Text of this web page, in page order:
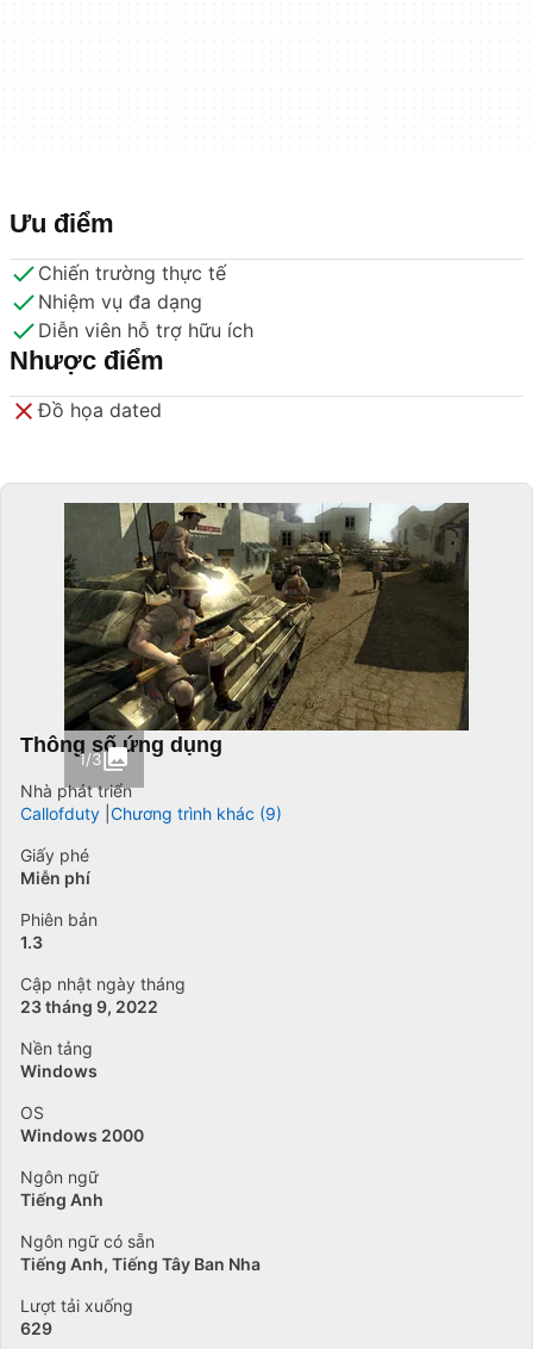
Ưu điểm
Chiến trường thực tế
Nhiệm vụ đa dạng
Diễn viên hỗ trợ hữu ích
Nhược điểm
Đồ họa dated
1/3
Thông số ứng dụng
Nhà phát triển
Callofduty Chương trình khác (9)
Giấy phé
Miễn phí
Phiên bản
1.3
Cập nhật ngày tháng
23 tháng 9, 2022
Nền tảng
Windows
OS
Windows 2000
Ngôn ngữ
Tiếng Anh
Ngôn ngữ có sẵn
Tiếng Anh Tiếng Tây Ban Nha
Lượt tải xuống
629